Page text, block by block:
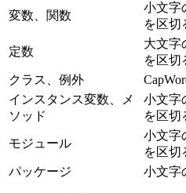
変数、関数
小文字
を区切
定数
大文字
を区切
クラス、例外
インスタンス変数、メ
ソッド
小文字
を区切
モジュール
小文字
を区切
パッケージ
小文字